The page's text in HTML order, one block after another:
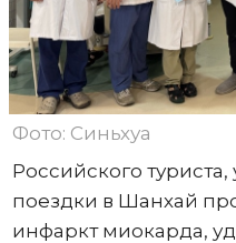
Фото: Синьхуа
Российского
поездки в Шанхай
инфаркт миокарда,